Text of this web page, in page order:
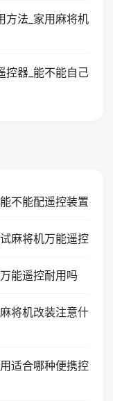
方法_家用麻将机
控器_能不能自己
不能配遥控装置
麻将机万能遥控
能遥控耐用吗
将机改装注意什
适合哪种便携控